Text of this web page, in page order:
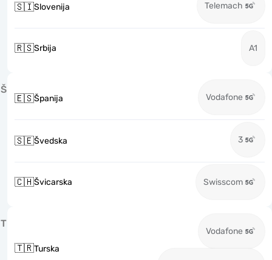
🇸🇮Slovenija Telemach
🇷🇸Srbija A1
Š
🇪🇸Španija Vodafone
🇸🇪Švedska 3
🇨🇭Švicarska Swisscom
T
🇹🇷Turska
Vodafone